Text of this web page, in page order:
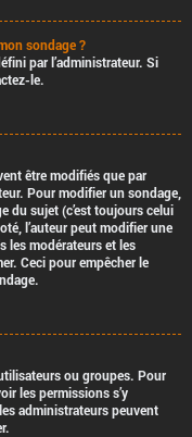
sondage ?
par l’administrateur. Si
le.
être modifiés que par
Pour modifier un sondage,
du sujet (c’est toujours celui
l’auteur peut modifier une
les modérateurs et les
Ceci pour empêcher le
ou groupes. Pour
les permissions s’y
administrateurs peuvent